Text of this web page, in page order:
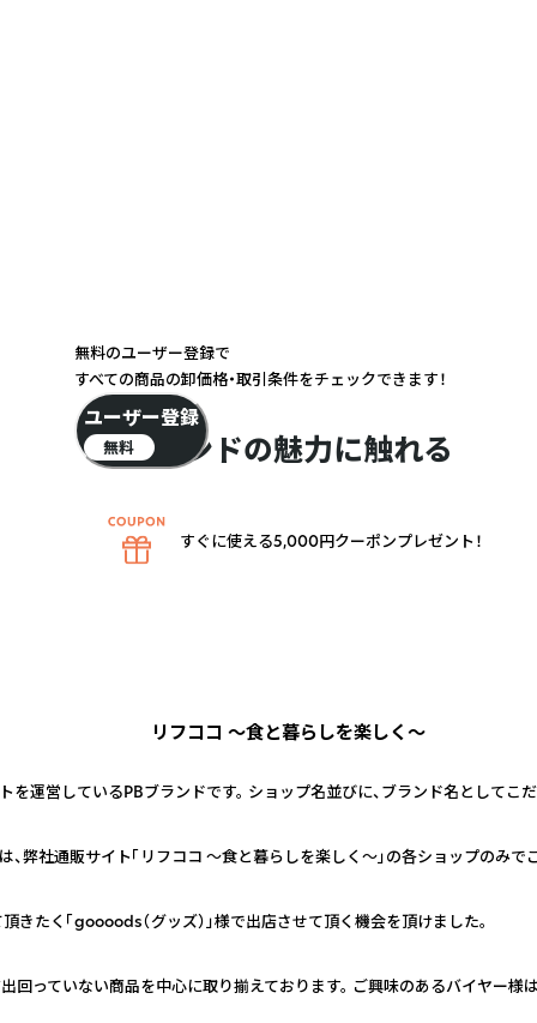
ブランドの魅力に触れる
リフココ ～食と暮らしを楽しく～
トを運営しているPBブランドです。 ショップ名並びに、ブランド名として
、弊社通販サイト「リフココ ～食と暮らしを楽しく～」の各ショップのみ
きたく「goooods（グッズ）」様で出店させて頂く機会を頂けました。
回っていない商品を中心に取り揃えております。 ご興味のあるバイヤー様
無料のユーザー登録で
すべての商品の卸価格・取引条件をチェックできます！
ユーザー登録
無料
すぐに使える5,000円クーポンプレゼント！